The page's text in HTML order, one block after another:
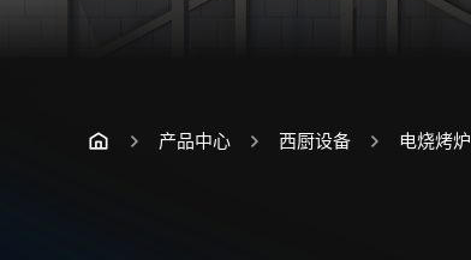
产品中心 西厨设备 电烧烤炉